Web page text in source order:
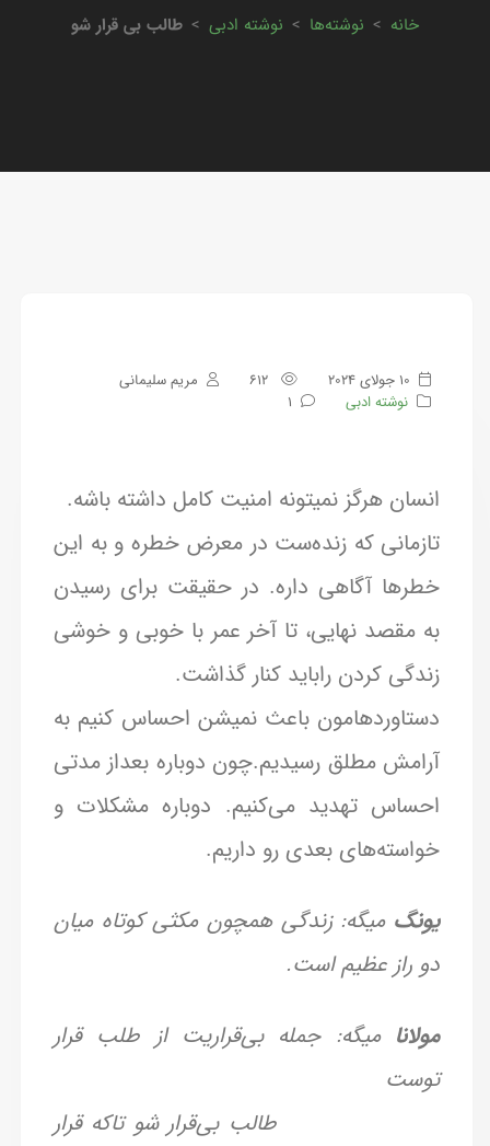
خانه > نوشته‌ها > نوشته ادبی > طالب بی قرار شو
10 جولای 2024
مریم سلیمانی
نوشته ادبی
1
انسان هرگز نمیتونه امنیت کامل داشته باشه.
تازمانی که زنده‌ست در معرض خطره و به این
خطرها آگاهی داره. در حقیقت برای رسیدن
به مقصد نهایی، تا آخر عمر با خوبی و خوشی
زندگی کردن راباید کنار گذاشت.
دستاورد‌هامون باعث نمیشن احساس کنیم به
آرامش مطلق رسیدیم.چون دوباره بعداز مدتی
احساس تهدید می‌کنیم. دوباره مشکلات و
خواسته‌های بعدی رو داریم.
یونگ میگه: زندگی همچون مکثی کوتاه میان
دو راز عظیم است.
مولانا میگه: جمله بی‌قراریت از طلب قرار
توست
طالب بی‌قرار شو تاکه قرار